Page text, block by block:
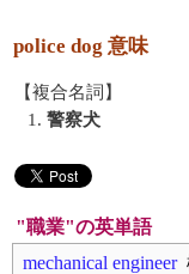
police dog 意味
【複合名詞】
1. 警察犬
"職業"の英単語
mechanical engineer